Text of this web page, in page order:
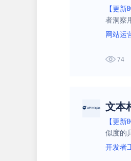
【更新
者洞察
网站运
74
文本
【更新
似度的
开发者